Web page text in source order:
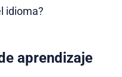
idioma?
aprendizaje